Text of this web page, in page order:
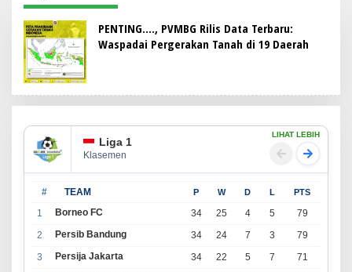
PENTING…., PVMBG Rilis Data Terbaru:
Waspadai Pergerakan Tanah di 19 Daerah
Liga 1
Klasemen
LIHAT LEBIH
# TEAM P W D L PTS
1 Borneo FC 34 25 4 5
79
2
Persib Bandung 34 24 7 3
79
3
Persija Jakarta 34 22 5 7
71